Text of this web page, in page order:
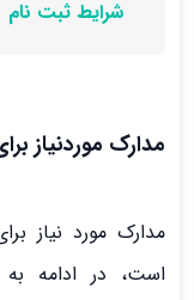
شرایط ثبت نام
مدارک موردنیاز
مدارک مورد نیاز
است، در ادامه